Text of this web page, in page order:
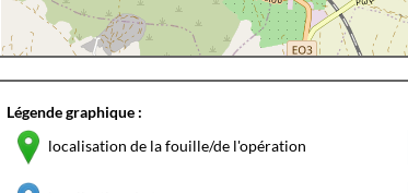
Légende graphique :
localisation de la fouille/de l'opération